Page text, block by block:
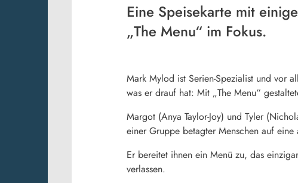
Eine Speisekarte mit
„The Menu“ im Fokus.
Mark Mylod ist Serien-Spezialist und vor
was er drauf hat: Mit „The Menu“
Margot (Anya Taylor-Joy) und Tyler
einer Gruppe betagter Menschen auf
Er bereitet ihnen ein Menü zu, das
verlassen.